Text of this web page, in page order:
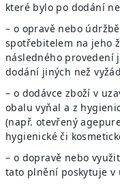
které bylo po dodání
– o opravě nebo
spotřebitelem na jeho
následného provedení
dodání jiných než
– o dodávce zboží v
obalu vyňal a z
(např. otevřený
hygienické či
– o dopravě nebo
tato plnění poskytuje v